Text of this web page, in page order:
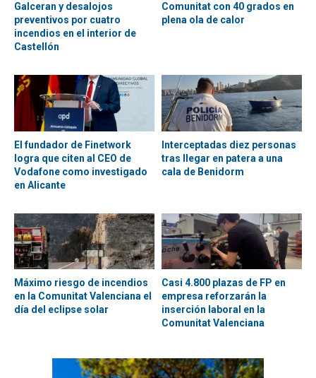
Galceran y desalojos
preventivos por cuatro
incendios en el interior de
Castellón
Comunitat con 40 grados en
plena ola de calor
El fundador de Finetwork
logra que citen al CEO de
Vodafone como investigado
en Alicante
Interceptadas diez personas
tras llegar en patera a una
cala de Benidorm
Máximo riesgo de incendios
en la Comunitat Valenciana el
día del eclipse solar
Casi 4.800 plazas de FP en
empresa reforzarán la
inserción laboral en la
Comunitat Valenciana